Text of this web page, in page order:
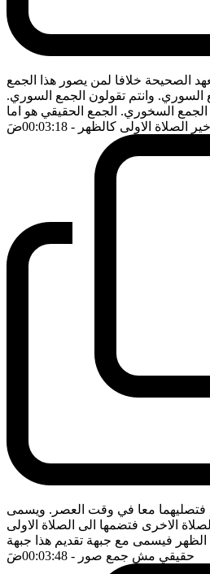
الصحيحة خلافا لمن يصور هذا الجمع
وانتم تقولون الجمع السوري.
الجمع السخوري. الجمع الحقيقي هو اما
الصلاة الاولى كالظهر - 00:03:18 ضَ
فتصليهما معا في وقت العصر. ويسمى
الاخرى فتضمها الى الصلاة الاولى
فيسمى مع جبهة تقديم هذا جبهة
حقيقي مش جمع صور - 00:03:48 ضَ